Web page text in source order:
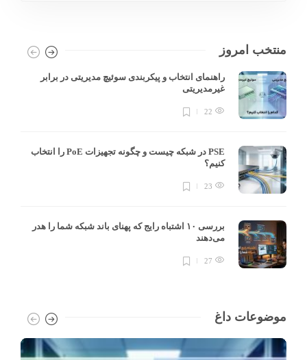
منتخب امروز
راهنمای انتخاب و پیکربندی سوئیچ مدیریتی در برابر
غیرمدیریتی
22
PSE در شبکه چیست و چگونه تجهیزات PoE را انتخاب
کنیم؟
23
بررسی ۱۰ اشتباه رایج که پهنای باند شبکه شما را هدر
می‌دهند
27
موضوعات داغ